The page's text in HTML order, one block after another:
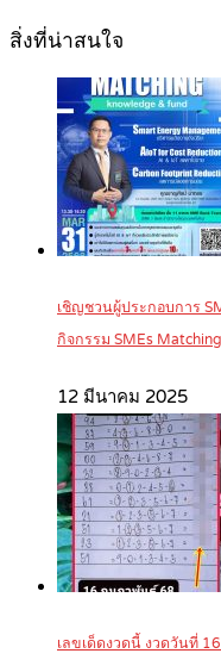
สิ่งที่น่าสนใจ
เชิญชวนผู้ประกอบการ
กิจกรรม SMEs
12 มีนาคม 2025
เลขเด็ดงวดนี้ งวดวันที่